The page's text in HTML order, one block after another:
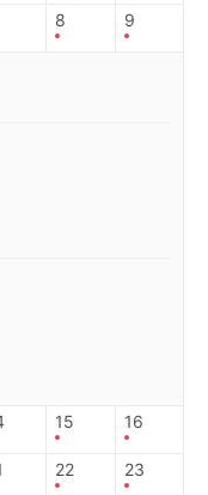
8 9
15 16
22 23